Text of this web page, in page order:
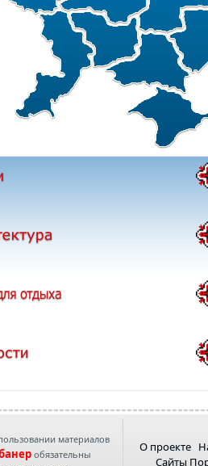
материалов
обязательны
О проекте
Сайты